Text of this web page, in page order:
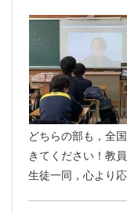
どちらの部も，全
きてください！教員
生徒一同，心より